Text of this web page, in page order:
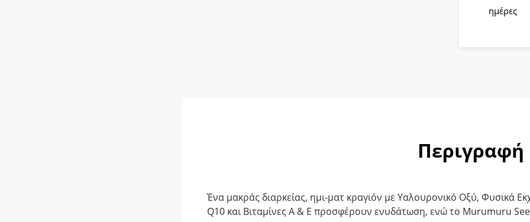
401
ημέρες
Περιγραφή
Ένα μακράς διαρκείας, ημι-ματ κραγιόν με Υαλουρονικό Οξύ, Φυσικά
Q10 και Βιταμίνες A & E προσφέρουν ενυδάτωση, ενώ το Murumuru